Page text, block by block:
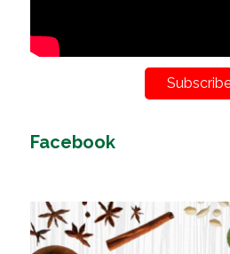
Facebook